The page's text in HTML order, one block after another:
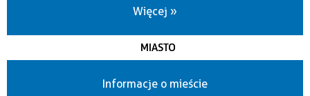
Więcej »
MIASTO
Informacje o mieście